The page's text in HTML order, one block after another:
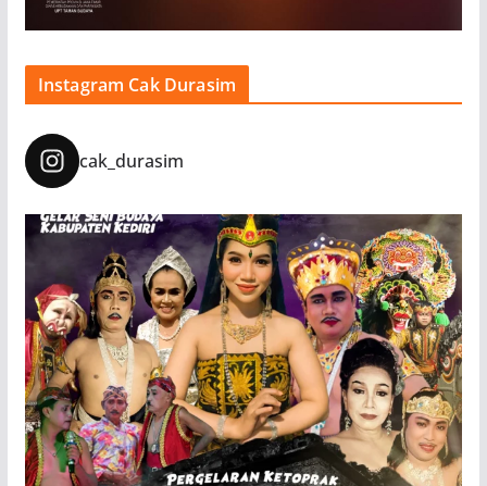
Instagram Cak Durasim
cak_durasim